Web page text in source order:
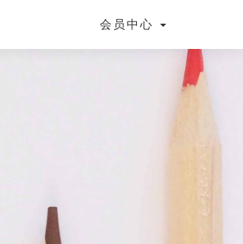
会员中心